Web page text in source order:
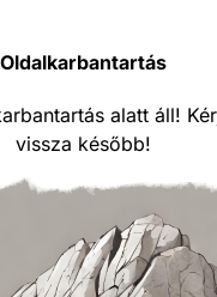
Oldalkarbantartás
alatt áll!
vissza később!